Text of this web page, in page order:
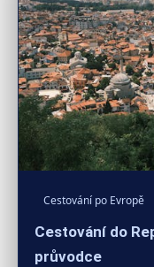
Cestování po Evropě
Cestování do
průvodce